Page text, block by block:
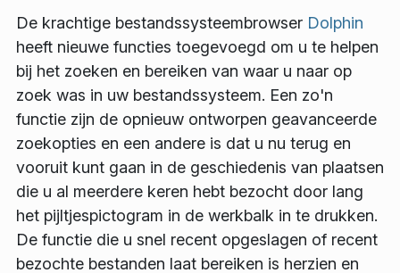
De krachtige bestandssysteembrowser Dolphin
heeft nieuwe functies toegevoegd om u te helpen
bij het zoeken en bereiken van waar u naar op
zoek was in uw bestandssysteem. Een zo'n
functie zijn de opnieuw ontworpen geavanceerde
zoekopties en een andere is dat u nu terug en
vooruit kunt gaan in de geschiedenis van plaatsen
die u al meerdere keren hebt bezocht door lang
het pijltjespictogram in de werkbalk in te drukken.
De functie die u snel recent opgeslagen of recent
bezochte bestanden laat bereiken is herzien en